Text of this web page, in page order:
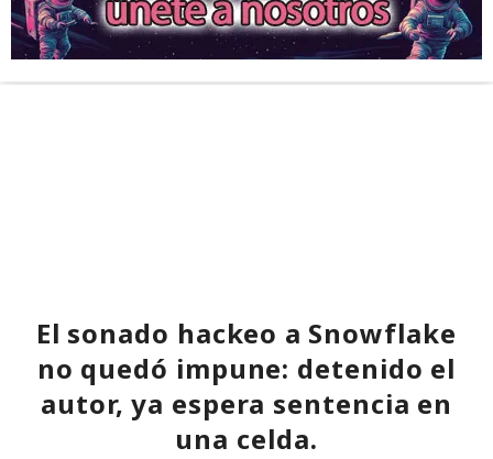
través de Palo Alto Networks
12:43 / 07.08.2026
El sonado hackeo a Snowflake
no quedó impune: detenido el
autor, ya espera sentencia en
una celda.